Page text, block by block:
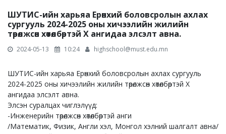
ШУТИС-ийн харьяа Ерөнхий боловсролын ахлах
сургууль 2024-2025 оны хичээлийн жилийн
төрөлжсөн хөтөлбөртэй X ангидаа элсэлт авна.
2024-05-13 10:24 highschool@must.edu.mn
ШУТИС-ийн харьяа Ерөнхий боловсролын ахлах сургууль
2024-2025 оны хичээлийн жилийн төрөлжсөн хөтөлбөртэй X
ангидаа элсэлт авна.
Элсэн суралцах чиглэлүүд:
-Инженерийн төрөлжсөн хөтөлбөртэй анги
/Математик, Физик, Англи хэл, Монгол хэлний шалгалт авна/